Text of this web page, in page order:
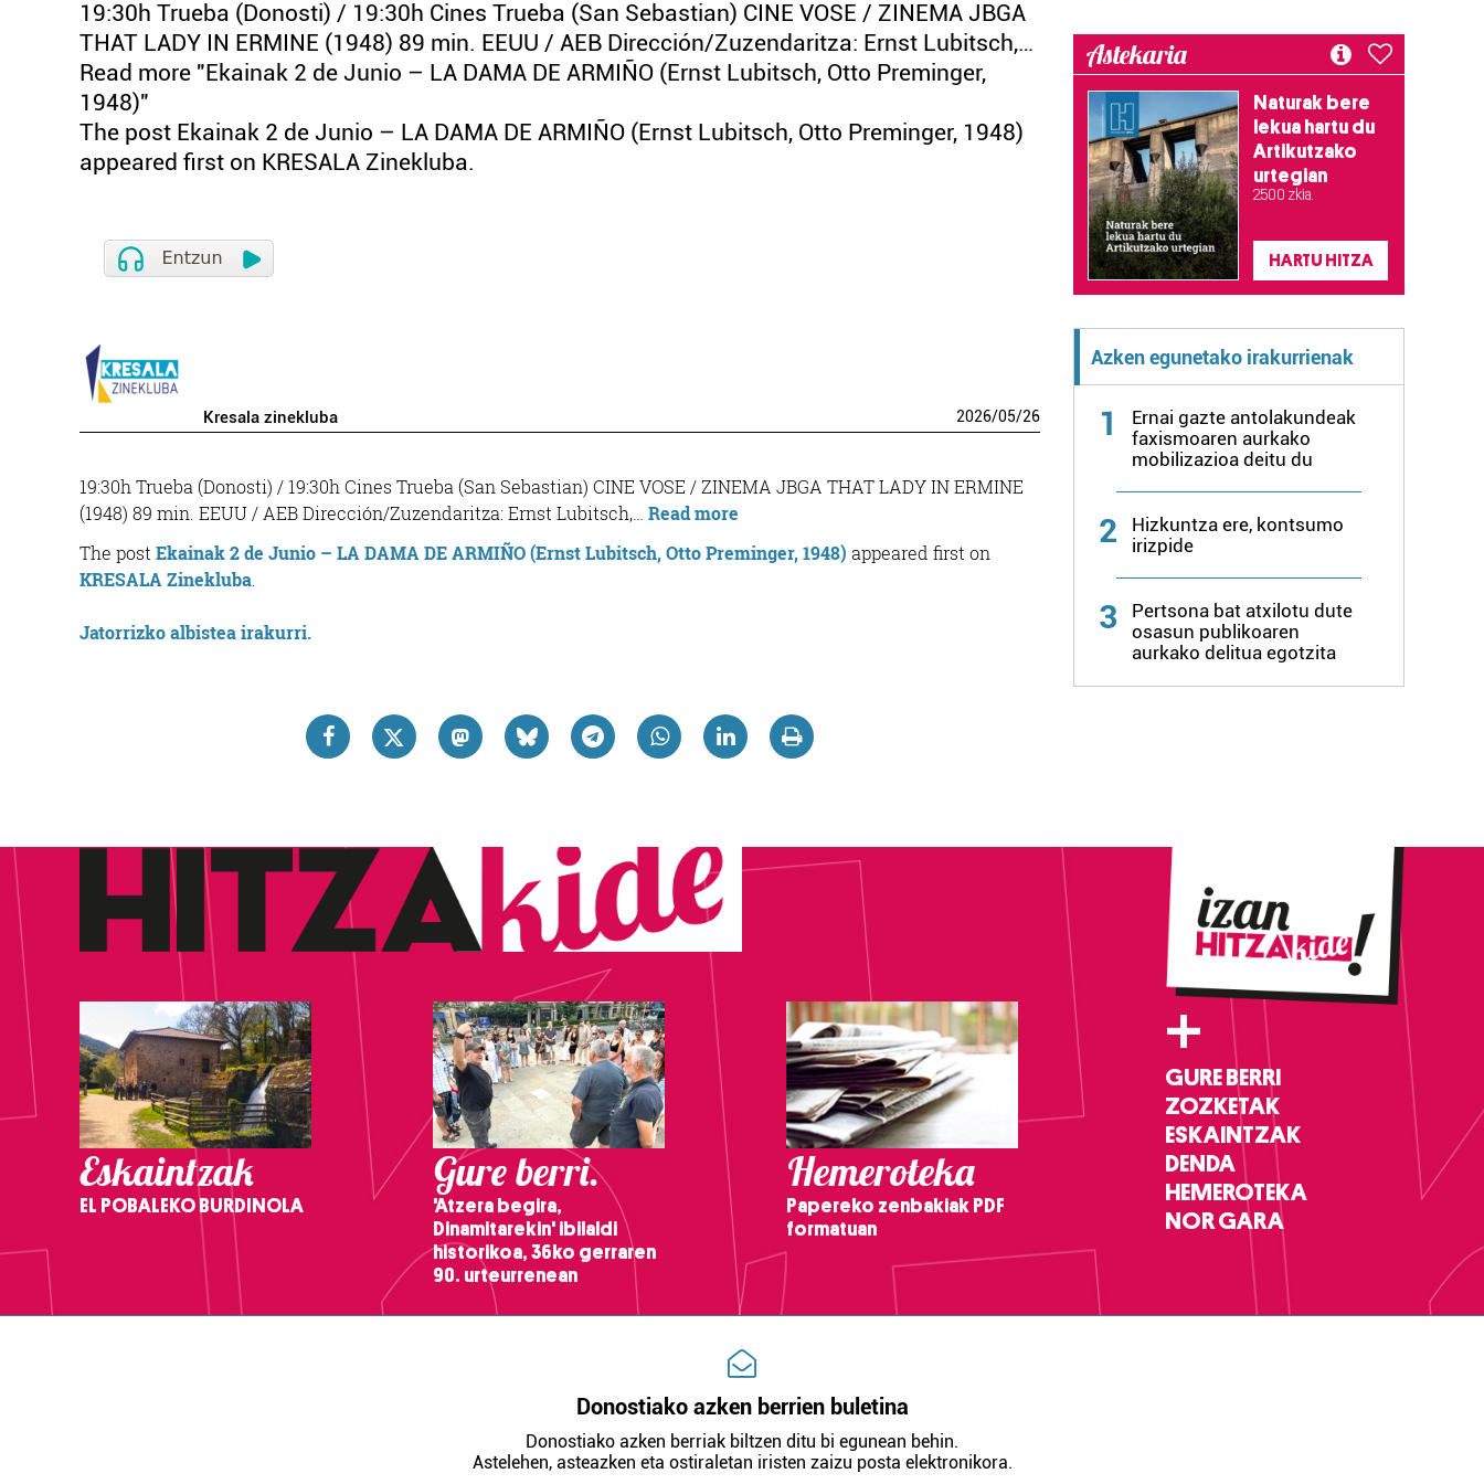
19:30h Trueba (Donosti) / 19:30h Cines Trueba (San Sebastian) CINE VOSE / ZINEMA JBGA
THAT LADY IN ERMINE (1948) 89 min. EEUU / AEB Dirección/Zuzendaritza: Ernst Lubitsch,…
Read more "Ekainak 2 de Junio – LA DAMA DE ARMIÑO (Ernst Lubitsch, Otto Preminger,
1948)"
The post Ekainak 2 de Junio – LA DAMA DE ARMIÑO (Ernst Lubitsch, Otto Preminger, 1948)
appeared first on KRESALA Zinekluba.
Kresala zinekluba 2026/05/26
19:30h Trueba (Donosti) / 19:30h Cines Trueba (San Sebastian) CINE VOSE / ZINEMA JBGA THAT LADY IN ERMINE
(1948) 89 min. EEUU / AEB Dirección/Zuzendaritza: Ernst Lubitsch,… Read more
de
ARMIÑO
(Ernst
The post Ekainak 2 de Junio – LA DAMA DE ARMIÑO (Ernst Lubitsch, Otto Preminger, 1948) appeared first on
KRESALA Zinekluba
Jatorrizko albistea irakurri.
Astekaria
Naturak bere
lekua hartu du
Artikutzako
urtegian
2.500 zkia.
HARTU HITZA
Azken egunetako irakurrienak
1
Ernai gazte antolakundeak
faxismoaren aurkako
mobilizazioa deitu du
2
Hizkuntza ere, kontsumo
irizpide
3
Pertsona bat atxilotu dute
osasun publikoaren
aurkako delitua egotzita
Eskaintzak
EL POBALEKO BURDINOLA
Gure berri.
'Atzera begira,
Dinamitarekin' ibilaldi
historikoa, 36ko gerraren
90. urteurrenean
Hemeroteka
Papereko zenbakiak PDF
formatuan
+
GURE BERRI
ZOZKETAK
ESKAINTZAK
DENDA
HEMEROTEKA
NOR GARA
Donostiako azken berrien buletina
Donostiako azken berriak biltzen ditu bi egunean behin.
Astelehen, asteazken eta ostiraletan iristen zaizu posta elektronikora.